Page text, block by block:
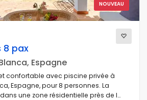
NOUVEAU
8 pax
Espagne
confortable avec piscine privée à
Espagne, pour 8 personnes. La
une zone résidentielle près de la